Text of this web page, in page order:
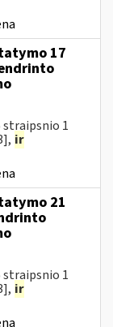
17
straipsnio 1
ir
21
straipsnio 1
ir